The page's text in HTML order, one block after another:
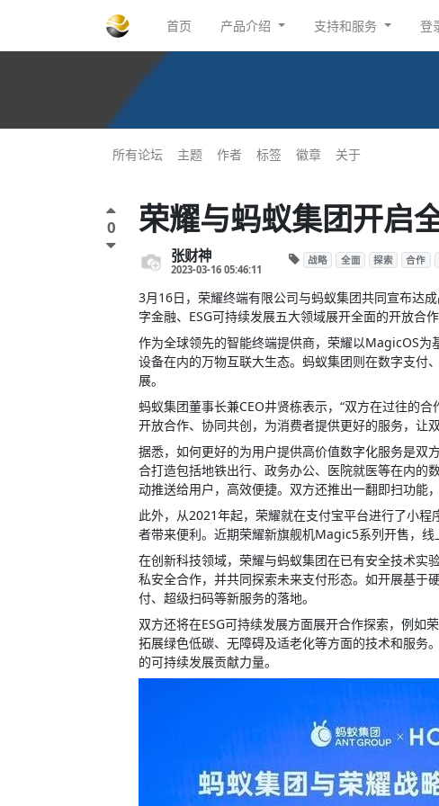
首页 产品介绍 支持和服务 登
所有论坛 主题 作者 标签 徽章 关于
0 荣耀与蚂蚁集团开启
张财神
2023-03-16 05:46:11
战略 全面 探索 合作
3月16日，荣耀终端有限公司与蚂蚁集团共同宣布达成
字金融、ESG可持续发展五大领域展开全面的开放合作
作为全球领先的智能终端提供商，荣耀以MagicOS
设备在内的万物互联大生态。蚂蚁集团则在数字支付
展。
蚂蚁集团董事长兼CEO井贤栋表示，“双方在过往的
开放合作、协同共创，为消费者提供更好的服务，让
据悉，如何更好的为用户提供高价值数字化服务是
合打造包括地铁出行、政务办公、医院就医等在内的
动推送给用户，高效便捷。 双方还推出一翻即扫功能
此外，从2021年起， 荣耀就在支付宝平台进行了小程
者带来便利。 近期荣耀新旗舰机Magic5系列开售，线
在创新科技领域，荣耀与蚂蚁集团在已有安全技术实
私安全合作，并共同探索未来支付形态。如开展基于
付、超级扫码等新服务的落地。
双方还将在ESG可持续发展方面展开合作探索，例如
拓展绿色低碳、无障碍及适老化等方面的技术和服务
的可持续发展贡献力量。